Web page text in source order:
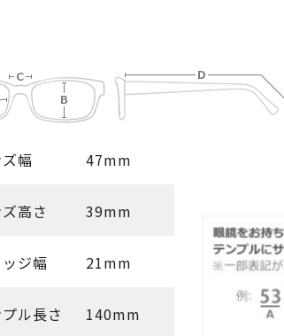
幅 47mm
高さ 39mm
ジ幅 21mm
ル長さ 140mm